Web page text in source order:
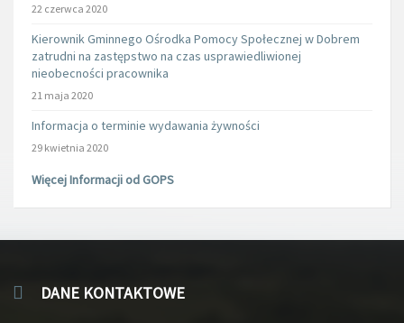
22 czerwca 2020
Kierownik Gminnego Ośrodka Pomocy Społecznej w Dobrem
zatrudni na zastępstwo na czas usprawiedliwionej
nieobecności pracownika
21 maja 2020
Informacja o terminie wydawania żywności
29 kwietnia 2020
Więcej Informacji od GOPS
DANE KONTAKTOWE